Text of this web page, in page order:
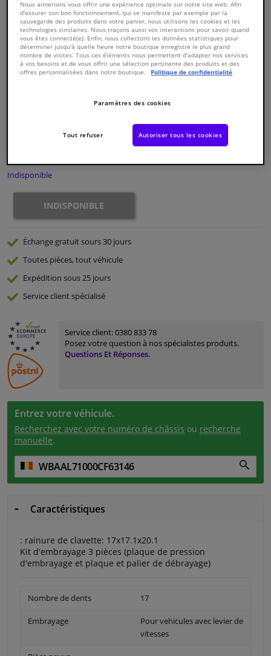
Fenêtres & accessoires
Intérieur & ameublement
Capteurs & électronique
Indisponible
INDISPONIBLE
Échange gratuitsours 30 jours
Toutes pièces, tout véhicule
Expédition sous 25 jours
Serviceclient spécialisé
Service client:0380 833 78
Posez votre question à nos spécialistes produits.
Questions Et Réponses.
Entrez votre véhicule.
Recherchez avec votre numéro de châssis ou recherche
manuelle.
Caractéristiques
: rainure de clavette: 17x17.1x20.1
Kit d'embrayage 3 pièces (plaque de pression
d'embrayage et plaque et palier de débrayage)
Nombre de dents 17
Embrayage
Pour vehicules avec levier de
vitesses
Nous aimerions vous offrir une expérience optimale sur notre site web. Afin
d'assurer son bon fonctionnement, qui se manifeste par exemple par la
sauvegarde des produits dans votre panier, nous utilisons les cookies et les
technologies similaires. Nous traçons aussi vos interactions pour savoir quand
vous êtes connecté(e). Enfin, nous collectons les données statistiques pour
déterminer jusqu'à quelle heure notre boutique enregistre le plus grand
nombre de visites. Tous ces éléments nous permettent d'adapter nos services
à vos besoins et de vous offrir une sélection pertinente des produits et des
offres personnalisées dans notre boutique.
Politique de confidentialité
Paramètres des cookies
Tout refuser Autoriser tous les cookies